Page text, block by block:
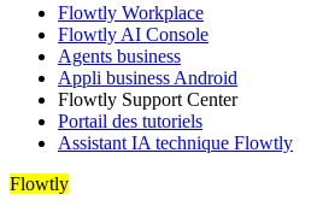
Flowtly Workplace
Flowtly AI Console
Agents business
Appli business Android
Flowtly Support Center
Portail des tutoriels
Assistant IA technique Flowtly
Flowtly